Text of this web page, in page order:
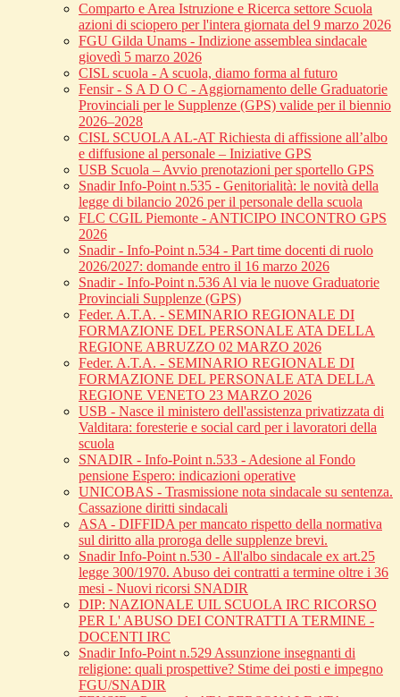
Comparto e Area Istruzione e Ricerca settore Scuola
azioni di sciopero per l'intera giornata del 9 marzo 2026
FGU Gilda Unams - Indizione assemblea sindacale
giovedì 5 marzo 2026
CISL scuola - A scuola, diamo forma al futuro
Fensir - S A D O C - Aggiornamento delle Graduatorie
Provinciali per le Supplenze (GPS) valide per il biennio
2026–2028
CISL SCUOLA AL-AT Richiesta di affissione all’albo
e diffusione al personale – Iniziative GPS
USB Scuola – Avvio prenotazioni per sportello GPS
Snadir Info-Point n.535 - Genitorialità: le novità della
legge di bilancio 2026 per il personale della scuola
FLC CGIL Piemonte - ANTICIPO INCONTRO GPS
2026
Snadir - Info-Point n.534 - Part time docenti di ruolo
2026/2027: domande entro il 16 marzo 2026
Snadir - Info-Point n.536 Al via le nuove Graduatorie
Provinciali Supplenze (GPS)
Feder. A.T.A. - SEMINARIO REGIONALE DI
FORMAZIONE DEL PERSONALE ATA DELLA
REGIONE ABRUZZO 02 MARZO 2026
Feder. A.T.A. - SEMINARIO REGIONALE DI
FORMAZIONE DEL PERSONALE ATA DELLA
REGIONE VENETO 23 MARZO 2026
USB - Nasce il ministero dell'assistenza privatizzata di
Valditara: foresterie e social card per i lavoratori della
scuola
SNADIR - Info-Point n.533 - Adesione al Fondo
pensione Espero: indicazioni operative
UNICOBAS - Trasmissione nota sindacale su sentenza.
Cassazione diritti sindacali
ASA - DIFFIDA per mancato rispetto della normativa
sul diritto alla proroga delle supplenze brevi.
Snadir Info-Point n.530 - All'albo sindacale ex art.25
legge 300/1970. Abuso dei contratti a termine oltre i 36
mesi - Nuovi ricorsi SNADIR
DIP: NAZIONALE UIL SCUOLA IRC RICORSO
PER L' ABUSO DEI CONTRATTI A TERMINE -
DOCENTI IRC
Snadir Info-Point n.529 Assunzione insegnanti di
religione: quali prospettive? Stime dei posti e impegno
FGU/SNADIR